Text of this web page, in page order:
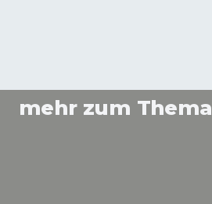
mehr zum Thema